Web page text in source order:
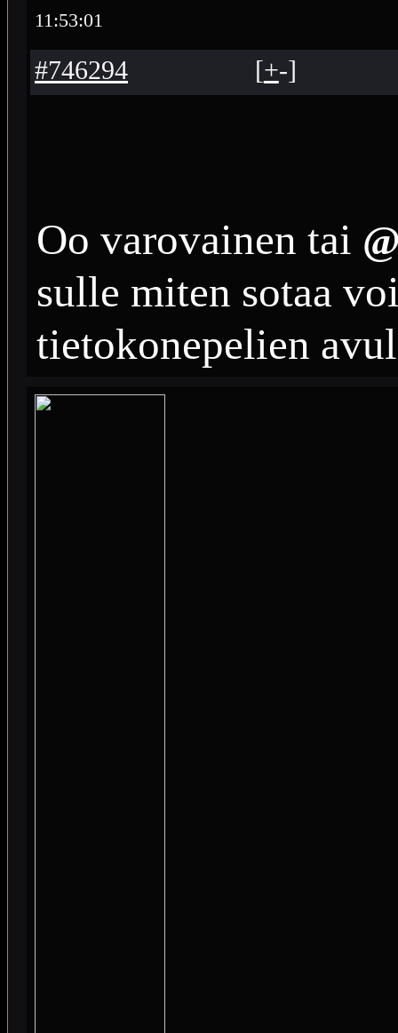
11:53:01
#746294 [+-]
Oo varovainen tai
sulle miten sotaa
tietokonepelien